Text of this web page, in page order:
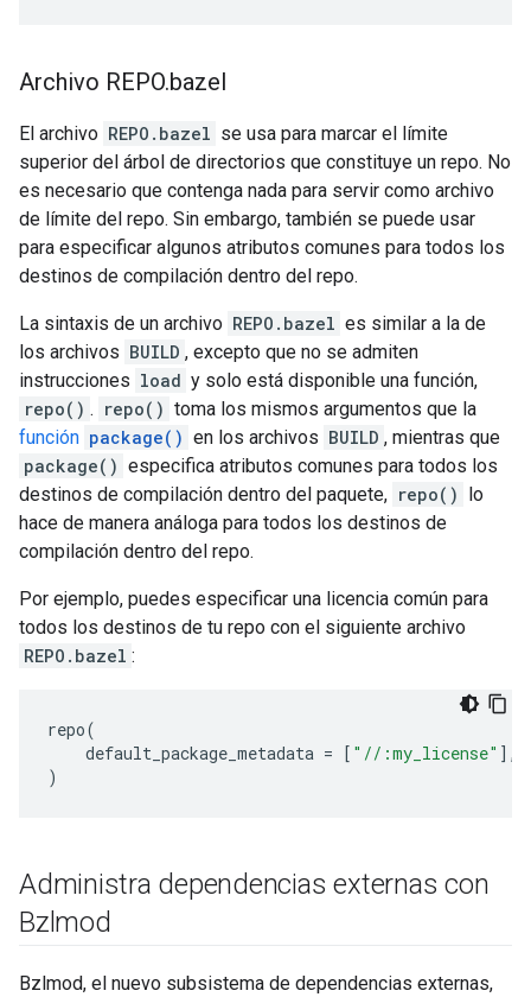
Archivo REPO.bazel
El archivo REPO.bazel se usa para marcar el límite
superior del árbol de directorios que constituye un repo. No
es necesario que contenga nada para servir como archivo
de límite del repo. Sin embargo, también se puede usar
para especificar algunos atributos comunes para todos los
destinos de compilación dentro del repo.
La sintaxis de un archivo REPO.bazel es similar a la de
los archivos BUILD , excepto que no se admiten
instrucciones load y solo está disponible una función,
repo() . repo() toma los mismos argumentos que la
función package() en los archivos BUILD , mientras que
package() especifica atributos comunes para todos los
destinos de compilación dentro del paquete, repo() lo
hace de manera análoga para todos los destinos de
compilación dentro del repo.
Por ejemplo, puedes especificar una licencia común para
todos los destinos de tu repo con el siguiente archivo
REPO.bazel :
repo(
default_package_metadata = [ "//:my_license" ],
)
Administra dependencias externas con
Bzlmod
Bzlmod, el nuevo subsistema de dependencias externas,